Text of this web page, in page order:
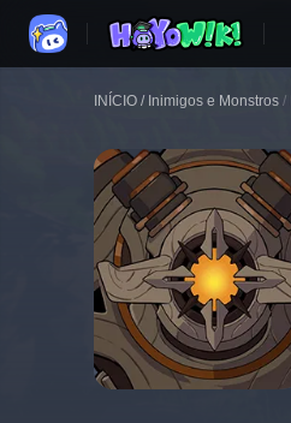
INÍCIO / Inimigos e Monstros /